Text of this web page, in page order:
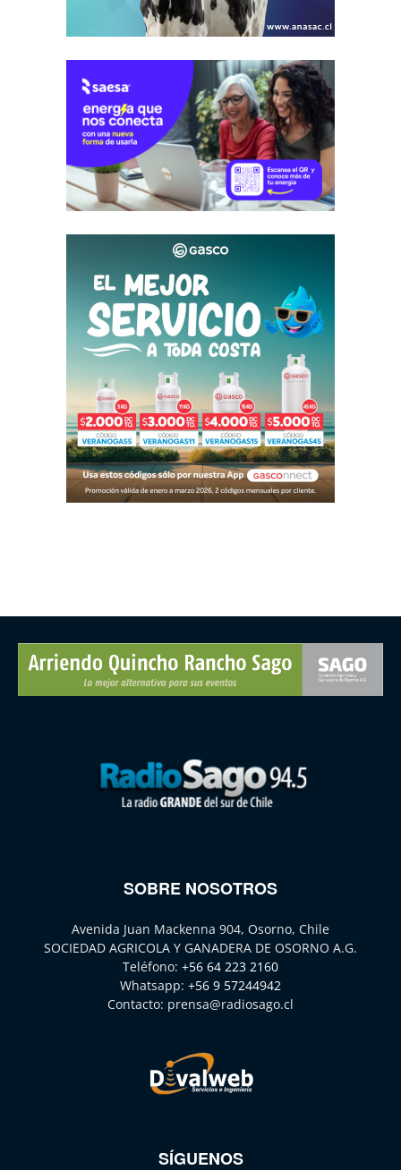
SOBRE NOSOTROS
Avenida Juan Mackenna 904, Osorno, Chile
SOCIEDAD AGRICOLA Y GANADERA DE OSORNO A.G.
Teléfono: +56 64 223 2160
Whatsapp: +56 9 57244942
Contacto: prensa@radiosago.cl
SÍGUENOS